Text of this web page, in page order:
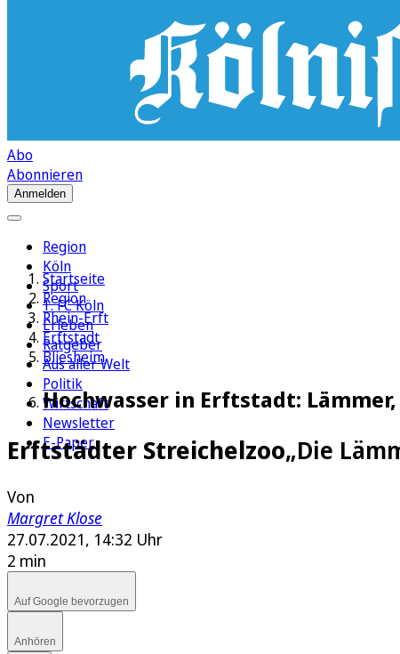
Abo
Abonnieren
Anmelden
Region
Köln
Sport
1. FC Köln
Erleben
Ratgeber
Aus aller Welt
Politik
Wirtschaft
Newsletter
E-Paper
Startseite
Region
Rhein-Erft
Erftstadt
Bliesheim
Hochwasser in Erftstadt:
Erftstädter Streichelzoo„Die
Von
Margret Klose
27.07.2021, 14:32 Uhr
2 min
Auf Google bevorzugen
Anhören